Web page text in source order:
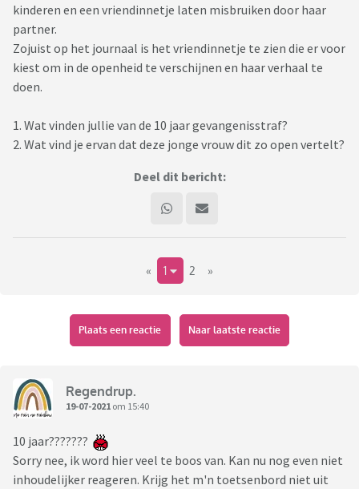
kinderen en een vriendinnetje laten misbruiken door haar
partner.
Zojuist op het journaal is het vriendinnetje te zien die er voor
kiest om in de openheid te verschijnen en haar verhaal te
doen.
1. Wat vinden jullie van de 10 jaar gevangenisstraf?
2. Wat vind je ervan dat deze jonge vrouw dit zo open vertelt?
Deel dit bericht:
« 1 2 »
Plaats een reactie Naar laatste reactie
Regendrup.
19-07-2021 om 15:40
10 jaar???????
Sorry nee, ik word hier veel te boos van. Kan nu nog even niet
inhoudelijker reageren. Krijg het m'n toetsenbord niet uit